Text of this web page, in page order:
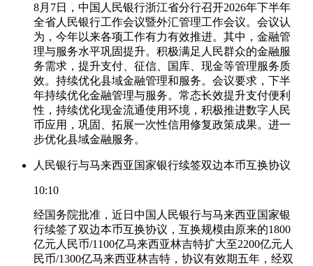
8月7日，中国人民银行浙江省分行召开2026年下半年
全省人民银行工作会议暨外汇管理工作会议。会议认
为，今年以来各项工作有力有效推进。其中，金融管
理与服务水平巩固提升。积极满足人民群众的金融服
务需求，提升支付、征信、国库、现金等管理服务质
效。持续优化县域金融管理和服务。会议要求，下半
年持续优化金融管理与服务。常态长效提升支付便利
性，持续优化现金流通使用环境，积极推进数字人民
币应用，巩固、拓展一次性信用修复政策成果。进一
步优化县域金融服务。
人民银行与马来西亚国家银行续签双边本币互换协议
10:10
经国务院批准，近日中国人民银行与马来西亚国家银
行续签了双边本币互换协议，互换规模由原来的1800
亿元人民币/1100亿马来西亚林吉特扩大至2200亿元人
民币/1300亿马来西亚林吉特，协议有效期五年，经双